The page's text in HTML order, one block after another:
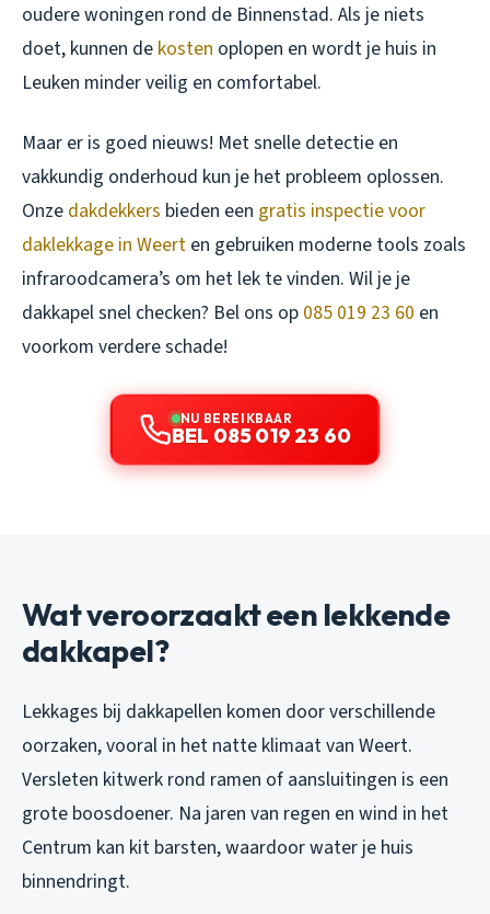
oudere woningen rond de Binnenstad. Als je niets
doet, kunnen de kosten oplopen en wordt je huis in
Leuken minder veilig en comfortabel.
Maar er is goed nieuws! Met snelle detectie en
vakkundig onderhoud kun je het probleem oplossen.
Onze dakdekkers bieden een gratis inspectie voor
daklekkage in Weert en gebruiken moderne tools zoals
infraroodcamera’s om het lek te vinden. Wil je je
dakkapel snel checken? Bel ons op 085 019 23 60 en
voorkom verdere schade!
NU BEREIKBAAR
BEL 085 019 23 60
Wat veroorzaakt een lekkende
dakkapel?
Lekkages bij dakkapellen komen door verschillende
oorzaken, vooral in het natte klimaat van Weert.
Versleten kitwerk rond ramen of aansluitingen is een
grote boosdoener. Na jaren van regen en wind in het
Centrum kan kit barsten, waardoor water je huis
binnendringt.